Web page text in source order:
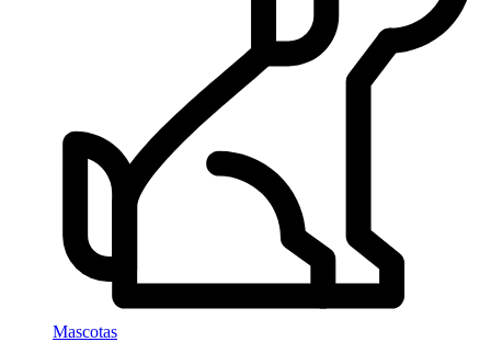
Mascotas